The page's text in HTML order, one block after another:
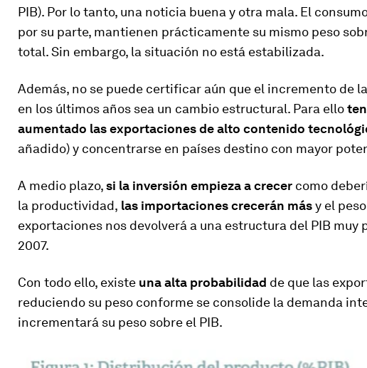
​PIB). Por lo tanto, una noticia buena y otra mala. El
por su parte, mantienen​ ​prácticamente su mismo peso
total. ​Sin embargo, la situación no está estabilizada.
Además, no se puede certificar aún que el incremento de
en los últimos años sea un cambio estructural. Para ello
aumentado las exportaciones de alto contenido
añadido) y concentrarse en países destino con mayor
A medio plazo,si la inversión empieza a crecer como
la productividad, las importaciones crecerán másy el
exportaciones nos devolverá a una estructura del PIB muy
2007.
Con todo ello, existe una alta probabilidad de que las
reduciendo su peso conforme se consolide la demanda
incrementará su peso sobre el PIB.